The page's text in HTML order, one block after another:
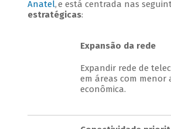
Anatel, e está centrada nas
estratégicas:
Expansão da rede
Expandir rede de
em áreas com menor
econômica.